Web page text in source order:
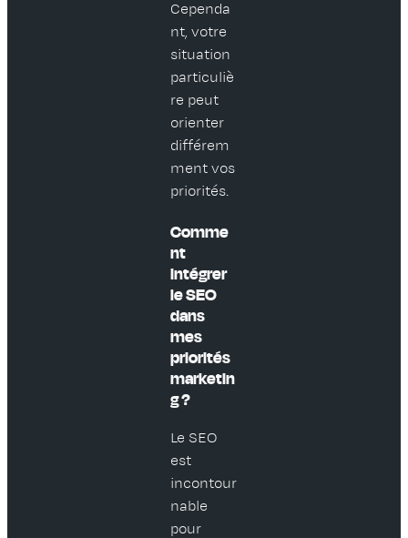
Cependa
nt, votre
situation
particuliè
re peut
orienter
différem
ment vos
priorités.
Comme
nt
intégrer
le SEO
dans
mes
priorités
marketin
g ?
Le SEO
est
incontour
nable
pour